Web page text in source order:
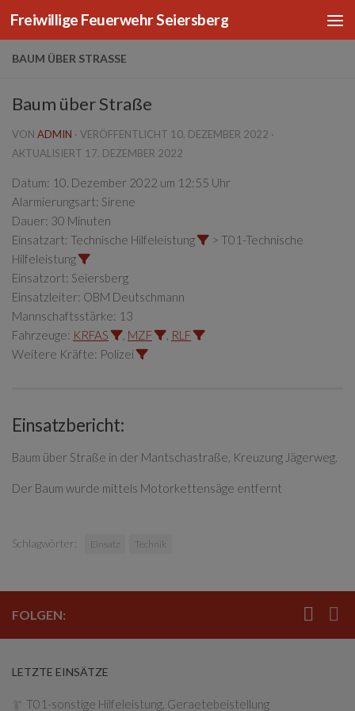
Zum Inhalt springen
Freiwillige Feuerwehr Seiersberg
BAUM ÜBER STRASSE
Baum über Straße
VON ADMIN · VERÖFFENTLICHT 10. DEZEMBER 2022 ·
AKTUALISIERT 17. DEZEMBER 2022
Datum: 10. Dezember 2022 um 12:55 Uhr
Alarmierungsart: Sirene
Dauer: 30 Minuten
Einsatzart: Technische Hilfeleistung
> T01-Technische
Hilfeleistung
Einsatzort: Seiersberg
Einsatzleiter: OBM Deutschmann
Mannschaftsstärke: 13
Fahrzeuge: KRFAS MZF
RLF
Weitere Kräfte: Polizei
Einsatzbericht:
Baum über Straße in der Mantschastraße, Kreuzung Jägerweg.
Der Baum wurde mittels Motorkettensäge entfernt
Schlagwörter: Einsatz Technik
FOLGEN:
LETZTE EINSÄTZE
T01-sonstige Hilfeleistung, Geraetebeistellung